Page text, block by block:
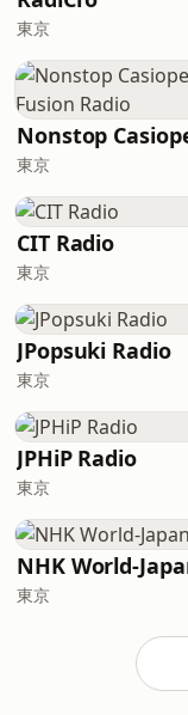
東京
東京
CIT Radio
東京
JPopsuki Radio
東京
JPHiP Radio
東京
NHK World-
東京